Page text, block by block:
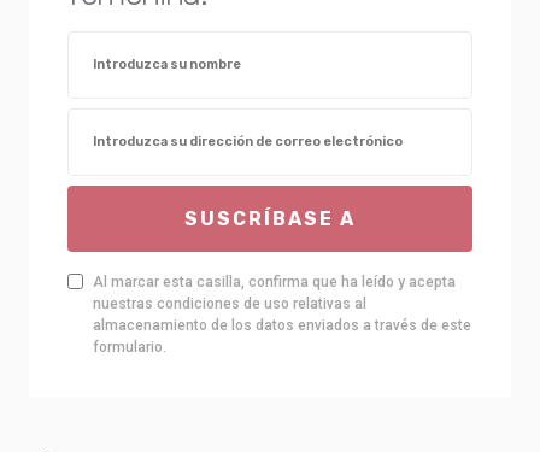
SUSCRÍBASE A
Al marcar esta casilla, confirma que ha leído y acepta
nuestras condiciones de uso relativas al
almacenamiento de los datos enviados a través de este
formulario.